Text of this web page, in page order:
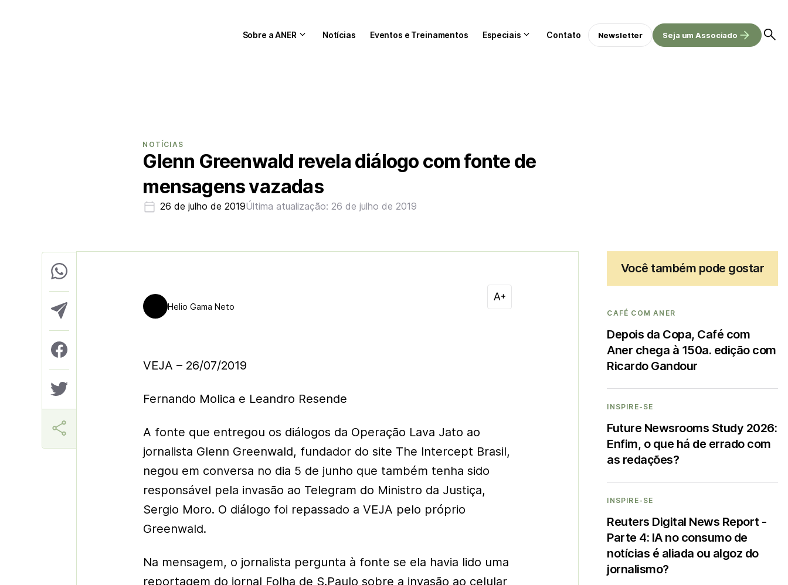
Sobre a ANER Notícias Eventos e Treinamentos Especiais Contato Newsletter Seja um Associado
NOTÍCIAS
Glenn Greenwald revela diálogo com fonte de
mensagens vazadas
26 de julho de 2019Última atualização: 26 de julho de 2019
Helio Gama Neto
VEJA – 26/07/2019
Fernando Molica e Leandro Resende
A fonte que entregou os diálogos da Operação Lava Jato ao
jornalista Glenn Greenwald, fundador do site The Intercept Brasil,
negou em conversa no dia 5 de junho que também tenha sido
responsável pela invasão ao Telegram do Ministro da Justiça,
Sergio Moro. O diálogo foi repassado a VEJA pelo próprio
Greenwald.
Na mensagem, o jornalista pergunta à fonte se ela havia lido uma
reportagem do jornal Folha de S.Paulo sobre a invasão ao celular
Você também pode gostar
CAFÉ COM ANER
Depois da Copa, Café com
Aner chega à 150a. edição com
Ricardo Gandour
INSPIRE-SE
Future Newsrooms Study 2026:
Enfim, o que há de errado com
as redações?
INSPIRE-SE
Reuters Digital News Report -
Parte 4: IA no consumo de
notícias é aliada ou algoz do
jornalismo?